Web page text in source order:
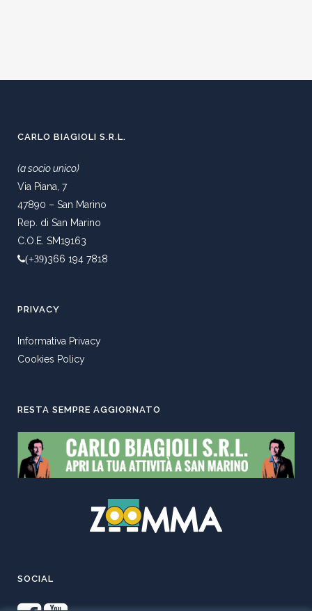
CARLO BIAGIOLI S.R.L.
(a socio unico)
Via Piana, 7
47890 – San Marino
Rep. di San Marino
C.O.E. SM19163
(+39)366 194 7818
PRIVACY
Informativa Privacy
Cookies Policy
RESTA SEMPRE AGGIORNATO
SOCIAL